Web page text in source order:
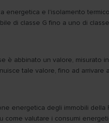
energetica e l'isolamento
di classe G fino a uno di
è abbinato un valore, misurato
tale valore, fino ad arrivare
energetica degli immobili della
valutare i consumi